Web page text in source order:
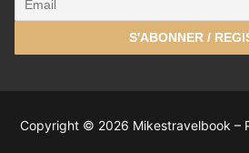
Copyright © 2026 Mikestravelbook –